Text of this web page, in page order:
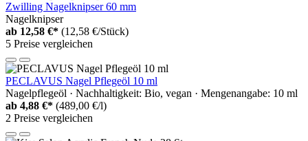
Zwilling Nagelknipser 60 mm
Nagelknipser
ab 12,58 €* (12,58 €/Stück)
5 Preise vergleichen
PECLAVUS Nagel Pflegeöl 10 ml
Nagelpflegeöl · Nachhaltigkeit: Bio, vegan · Mengenangabe: 10 ml
ab 4,88 €* (489,00 €/l)
2 Preise vergleichen